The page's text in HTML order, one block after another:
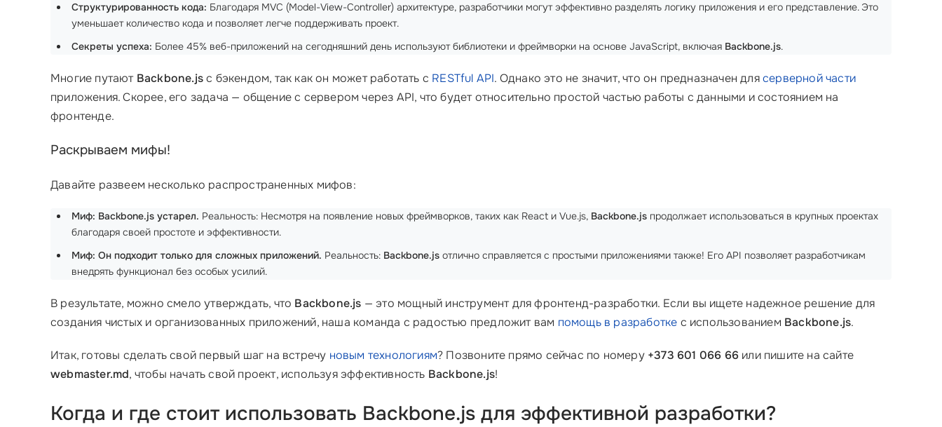
Структурированность кода: Благодаря MVC (Model-View-Controller) архитектуре, разработчики могут эффективно разделять логику приложения и его представление. Это
уменьшает количество кода и позволяет легче поддерживать проект.
Секреты успеха: Более 45% веб-приложений на сегодняшний день используют библиотеки и фреймворки на основе JavaScript, включая Backbone.js.
Многие путают Backbone.jsс бэкендом, так как он может работать с RESTful API. Однако это не значит, что он предназначен длясерверной части
приложения. Скорее, его задача — общение с сервером через API, что будет относительно простой частью работы с данными и состоянием на
фронтенде.
Раскрываем мифы!
Давайте развеем несколько распространенных мифов:
Миф: Backbone.js устарел. Реальность: Несмотря на появление новых фреймворков, таких как React и Vue.js, Backbone.js продолжает использоваться в крупных проектах
благодаря своей простоте и эффективности.
Миф: Он подходит только для сложных приложений. Реальность: Backbone.js отлично справляется с простыми приложениями также! Его API позволяет разработчикам
внедрять функционал без особых усилий.
В результате, можно смело утверждать, что Backbone.js — это мощный инструмент для фронтенд-разработки. Если вы ищете надежное решение для
создания чистых и организованных приложений, наша команда с радостью предложит вам помощь в разработке с использованием Backbone.js.
Итак, готовы сделать свой первый шаг на встречу новым технологиям? Позвоните прямо сейчас по номеру +373 601 066 66 или пишите на сайте
webmaster.md, чтобы начать свой проект, используя эффективность Backbone.js!
Когда и где стоит использовать Backbone.js для эффективной разработки?